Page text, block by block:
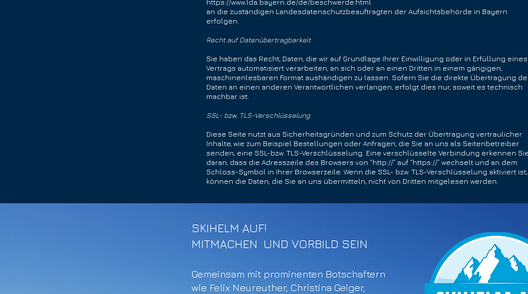
https://www.lda.bayern.de/de/beschwerde.html
an die zuständigen Landesdatenschutzbeauftragten der Aufsichtsbehörde in Bayern
erfolgen.
Recht auf Datenübertragbarkeit
Sie haben das Recht, Daten, die wir auf Grundlage Ihrer Einwilligung oder in Erfüllung eines
Vertrags automatisiert verarbeiten, an sich oder an einen Dritten in einem gängigen,
maschinenlesbaren Format aushändigen zu lassen. Sofern Sie die direkte Übertragung
Daten an einen anderen Verantwortlichen verlangen, erfolgt dies nur, soweit es technisch
machbar ist.
SSL- bzw. TLS-Verschlüsselung
Diese Seite nutzt aus Sicherheitsgründen und zum Schutz der Übertragung vertraulicher
Inhalte, wie zum Beispiel Bestellungen oder Anfragen, die Sie an uns als Seitenbetreiber
senden, eine SSL-bzw. TLS-Verschlüsselung. Eine verschlüsselte Verbindung erkennen
daran, dass die Adresszeile des Browsers von “http://” auf “https://” wechselt und an dem
Schloss-Symbol in Ihrer Browserzeile. Wenn die SSL- bzw. TLS-Verschlüsselung aktiviert ist,
können die Daten, die Sie an uns übermitteln, nicht von Dritten mitgelesen werden.
SKIHELM AUF!
MITMACHEN UND VORBILD SEIN
Gemeinsam mit prominenten Botschaftern
wie Felix Neureuther, Christina Geiger,